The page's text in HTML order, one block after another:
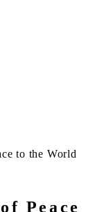
to the World
Peace